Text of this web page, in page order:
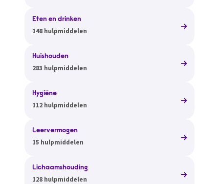
Eten en drinken
148 hulpmiddelen
Huishouden
283 hulpmiddelen
Hygiëne
112 hulpmiddelen
Leervermogen
15 hulpmiddelen
Lichaamshouding
128 hulpmiddelen